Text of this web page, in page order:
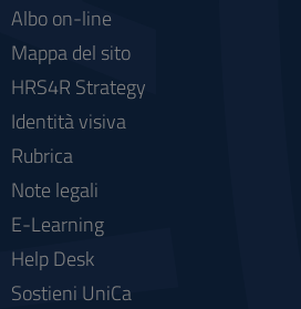
Albo on-line
Mappa del sito
HRS4R Strategy
Identità visiva
Rubrica
Note legali
E-Learning
Help Desk
Sostieni UniCa